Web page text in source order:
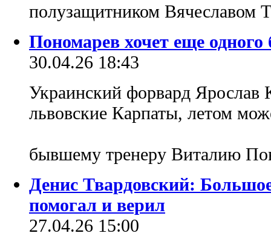
полузащитником Вячеславом
Пономарев хочет еще
30.04.26 18:43
Украинский форвард
львовские Карпаты, летом
бывшему тренеру Виталию
Денис Твардовский:
помогал и верил
27.04.26 15:00